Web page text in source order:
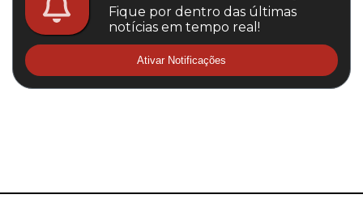
Fique por dentro das últimas
notícias em tempo real!
Ativar Notificações